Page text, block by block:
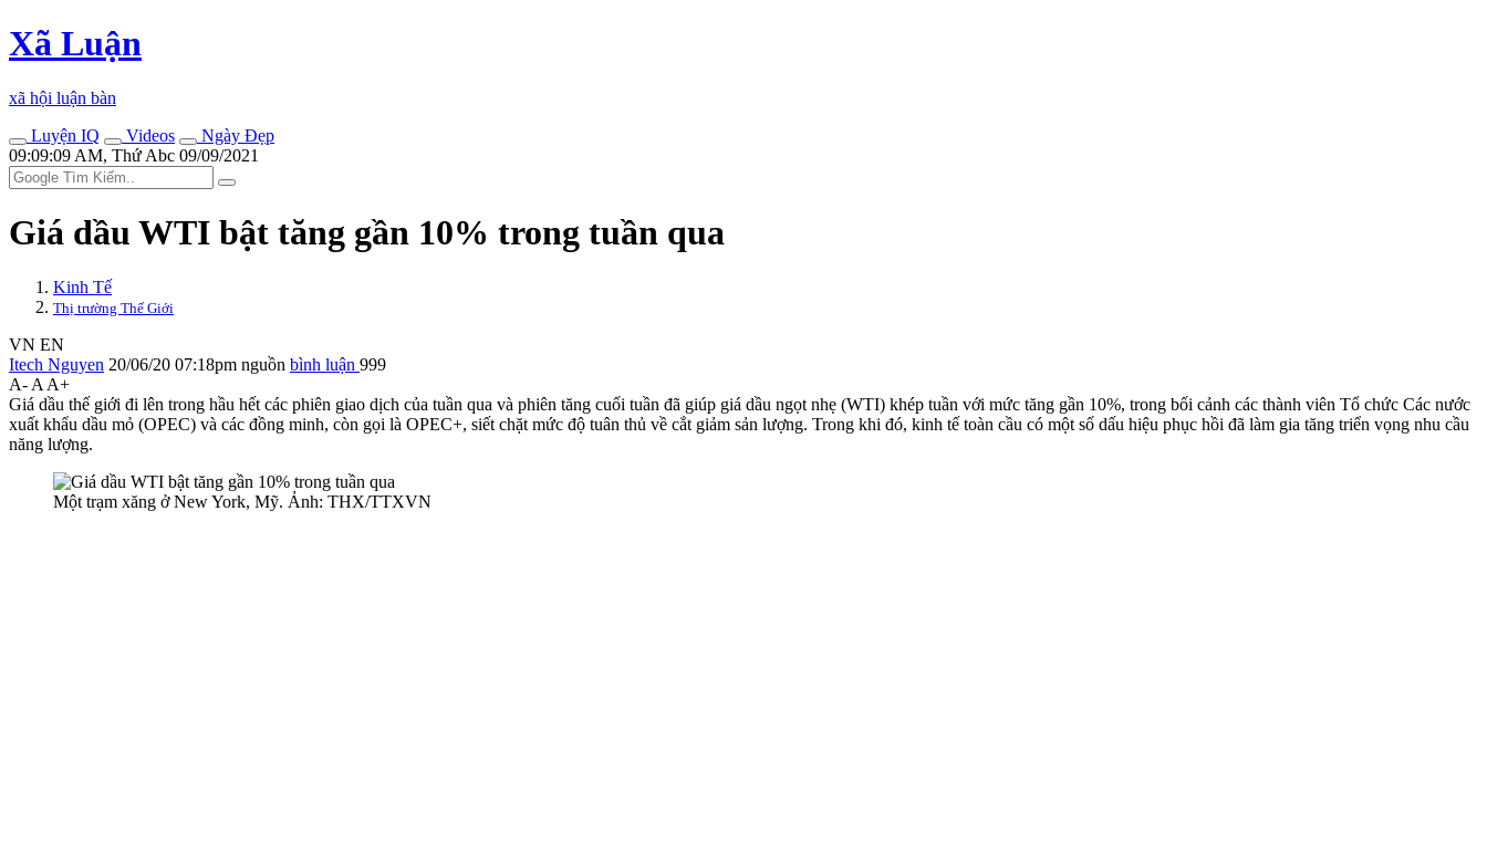
Xã Luận
xã hội luận bàn
Luyện IQ
Videos
Ngày Đẹp
09:09:09 AM, Thứ Abc 09/09/2021
Giá dầu WTI bật tăng gần 10% trong tuần qua
Kinh Tế
Thị trường Thế Giới
VN EN
Itech Nguyen 20/06/20 07:18pm nguồn bình luận 999
A- A A+
Giá dầu thế giới đi lên trong hầu hết các phiên giao dịch của tuần qua và phiên tăng cuối tuần đã giúp giá dầu ngọt nhẹ (WTI) khép tuần với mức tăng gần 10%, trong bối cảnh các thành viên Tổ chức Các nước
xuất khẩu dầu mỏ (OPEC) và các đồng minh, còn gọi là OPEC+, siết chặt mức độ tuân thủ về cắt giảm sản lượng. Trong khi đó, kinh tế toàn cầu có một số dấu hiệu phục hồi đã làm gia tăng triển vọng nhu cầu
năng lượng.
Một trạm xăng ở New York, Mỹ. Ảnh: THX/TTXVN